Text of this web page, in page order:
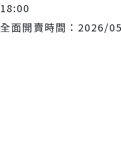
18:00
全面開賣時間：2026/